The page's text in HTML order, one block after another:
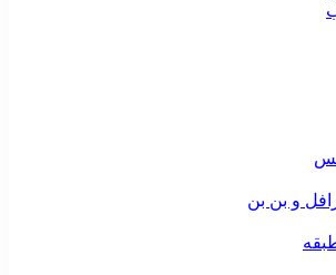
و بن بن